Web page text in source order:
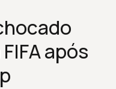
após